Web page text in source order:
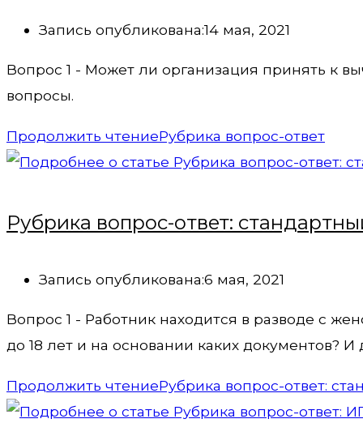
Запись опубликована:14 мая, 2021
Вопрос 1 - Может ли организация принять к
вопросы.
Продолжить чтениеРубрика вопрос-ответ
Рубрика вопрос-ответ:
Запись опубликована:6 мая, 2021
Вопрос 1 - Работник находится в разводе с
до 18 лет и на основании каких документов? И
Продолжить чтениеРубрика вопрос-ответ: